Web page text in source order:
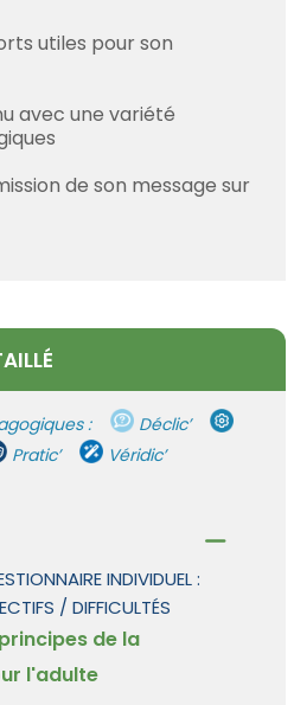
utiles pour son
avec une variété
de son message sur
:
Déclic’
Pratic’ Véridic’
INDIVIDUEL :
/ DIFFICULTÉS
de la
l'adulte